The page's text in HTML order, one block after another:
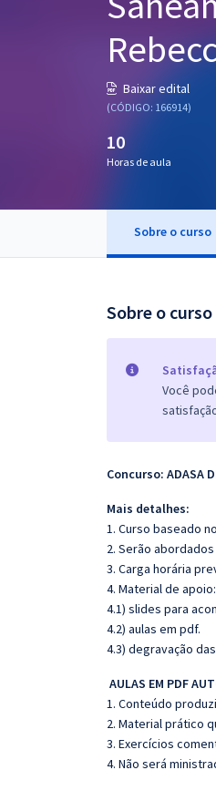
Conteúdo gratuito
Blog
Baixar edital
(CÓDIGO: 166914)
10
Horas de aula
Sobre o curso
Sobre o curso
Você
Concurso: ADASA
Mais detalhes:
1. Curso baseado
2. Serão
3. Carga horária
4. Material de apoio:
4.1) slides para
4.2) aulas em pdf.
4.3) degravação
AULAS EM PDF
1. Conteúdo
2. Material prático
3. Exercícios
4. Não será